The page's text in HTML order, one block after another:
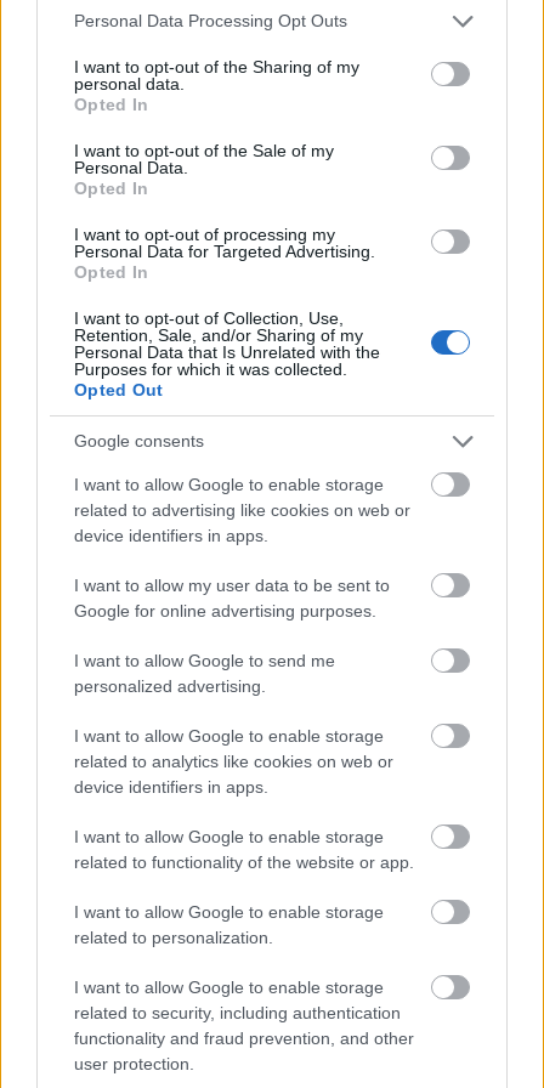
Please note that this website/app uses one or more Google
not limited to your visit or usage behaviour. You may click to
grant or deny consent to Google and its third-party tags to
use your data for below specified purposes in below Google
consent section.
Personal Data Processing Opt Outs
I want to opt-out of the Sharing of my
personal data.
Opted In
I want to opt-out of the Sale of my
Personal Data.
Opted In
I want to opt-out of processing my
Personal Data for Targeted Advertising.
Opted In
I want to opt-out of Collection, Use,
Retention, Sale, and/or Sharing of my
Personal Data that Is Unrelated with the
Purposes for which it was collected.
Opted Out
Google consents
I want to allow Google to enable storage
related to advertising like cookies on web or
device identifiers in apps.
I want to allow my user data to be sent to
Google for online advertising purposes.
I want to allow Google to send me
personalized advertising.
I want to allow Google to enable storage
related to analytics like cookies on web or
device identifiers in apps.
I want to allow Google to enable storage
related to functionality of the website or app.
I want to allow Google to enable storage
related to personalization.
I want to allow Google to enable storage
related to security, including authentication
functionality and fraud prevention, and other
user protection.
poszttraumás fejlődésről és a
rezilienciáról
Persze nem csak a szülők, nagyszülők, a kiskori
sérelmek vagy a kritizálás okozhat kishitűséget
valakiben. A mai modern világban egyre jobban
hat ránk azösszehasonlításereje. Amikor a
2000-es években megjelentek a közösségimédia-
platformok, akkor még senki sem gondolta, hogy
20 évvel később milyen torzított és idealizált
képet mutatunk ezeken az oldalakon a világ felé.
Ez a folyamat tovább erősítheti azt az érzést,
hogy mások sokkal jobbak és tehetségesebbek
nálunk. Ezzel párhuzamosan csökkenhet a saját
képességeinkbe vetett hitünk.
Ha az interneten csak azt látjuk, hogy a többi
ember milyen sikeres, milyen fiatalon belevágott
egy vállalkozásba, kezdett el termékeket vagy
szolgáltatást árulni eredményesen, akkor sokan
okkal gondolhatják azt, hogy ők nem elég jók,
hogy ugyanezt megvalósíthassák.
Pedig senki sem profiként
kezdte.